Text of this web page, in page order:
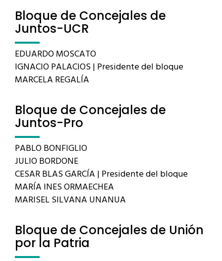
Bloque de Concejales de
Juntos-UCR
EDUARDO MOSCATO
IGNACIO PALACIOS | Presidente del bloque
MARCELA REGALÍA
Bloque de Concejales de
Juntos-Pro
PABLO BONFIGLIO
JULIO BORDONE
CESAR BLAS GARCÍA | Presidente del bloque
MARÍA INES ORMAECHEA
MARISEL SILVANA UNANUA
Bloque de Concejales de Unión
por la Patria